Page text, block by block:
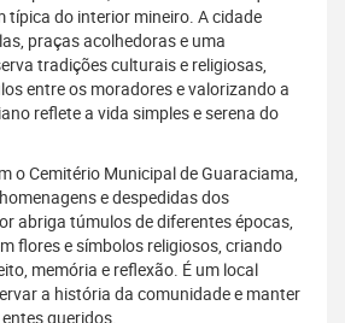
típica do interior mineiro. A cidade
praças acolhedoras e uma
tradições culturais e religiosas,
entre os moradores e valorizando a
reflete a vida simples e serena do
o Cemitério Municipal de Guaraciama,
e despedidas dos
abriga túmulos de diferentes épocas,
flores e símbolos religiosos, criando
memória e reflexão. É um local
a história da comunidade e manter
queridos.